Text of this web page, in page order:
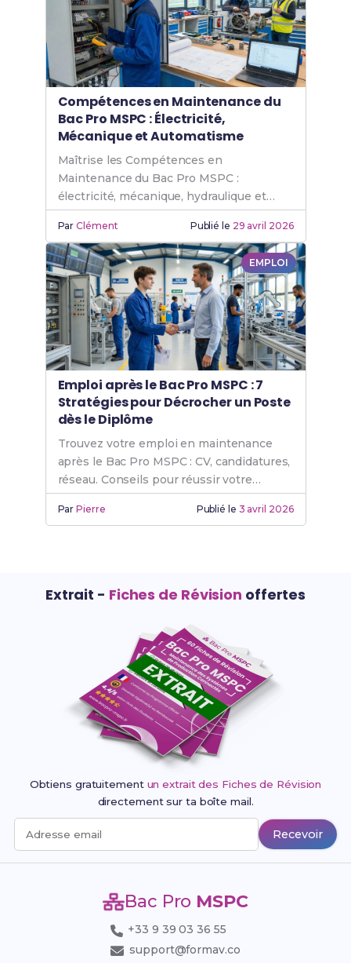
Compétences en Maintenance du
Bac Pro MSPC : Électricité,
Mécanique et Automatisme
Maîtrise les Compétences en
Maintenance du Bac Pro MSPC :
électricité, mécanique, hydraulique et
automatisme industriel en 1ère année.
ParClément Publié le 29 avril 2026
EMPLOI
Emploi après le Bac Pro MSPC : 7
Stratégies pour Décrocher un Poste
dès le Diplôme
Trouvez votre emploi en maintenance
après le Bac Pro MSPC : CV, candidatures,
réseau. Conseils pour réussir votre
insertion professionnelle.
ParPierre Publié le 3 avril 2026
Extrait - Fiches de Révision offertes
Obtiens gratuitement un extrait des Fiches de Révision
directement sur ta boîte mail.
Adresse email Recevoir
Bac Pro MSPC
+33 9 39 03 36 55
support@formav.co